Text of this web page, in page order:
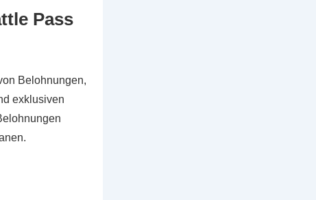
Pass
Belohnungen,
exklusiven